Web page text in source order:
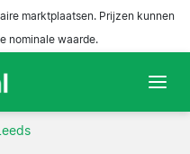
marktplaatsen. Prijzen kunnen
nominale waarde.